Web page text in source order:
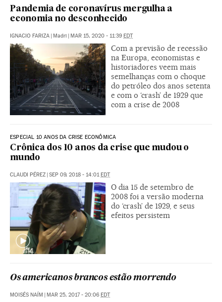
Pandemia de coronavírus mergulha a
economia no desconhecido
IGNACIO FARIZA Madri MAR 15, 2020 - 11:39 EDT
Com a previsão de recessão
na Europa, economistas e
historiadores veem mais
semelhanças com o choque
do petróleo dos anos setenta
e com o ‘crash’ de 1929 que
com a crise de 2008
ESPECIAL 10 ANOS DA CRISE ECONÔMICA
Crônica dos 10 anos da crise que mudou o
mundo
CLAUDI PÉREZ SEP 09, 2018 - 14:01 EDT
O dia 15 de setembro de
2008 foi a versão moderna
do ‘crash’ de 1929, e seus
efeitos persistem
Os americanos brancos estão morrendo
MOISÉS NAÍM | MAR 25, 2017 - 20:06 EDT